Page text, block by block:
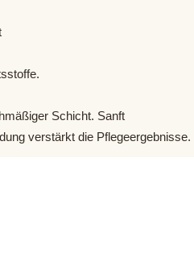
Schicht. Sanft
verstärkt die Pflegeergebnisse.